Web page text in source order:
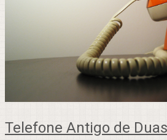
Telefone Antigo de